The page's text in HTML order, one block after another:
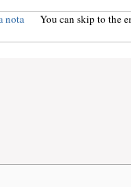
nota
You can skip to the